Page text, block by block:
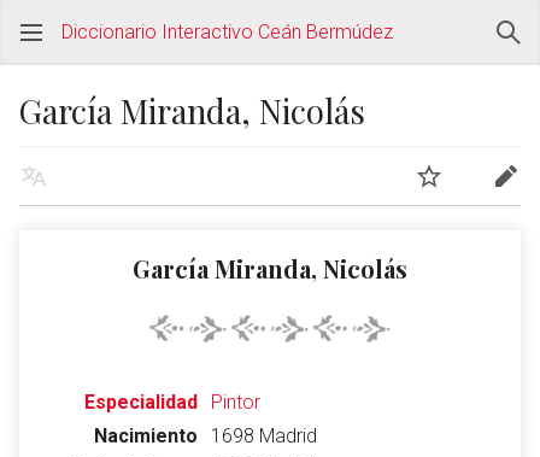
Diccionario Interactivo Ceán Bermúdez
García Miranda, Nicolás
García Miranda, Nicolás
Especialidad
Pintor
Nacimiento
1698 Madrid